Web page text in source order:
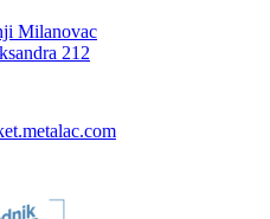
Milanovac
212